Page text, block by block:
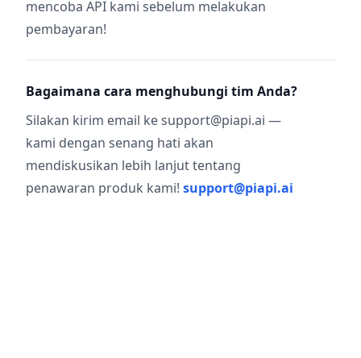
mencoba API kami sebelum melakukan
pembayaran!
Bagaimana cara menghubungi tim Anda?
Silakan kirim email ke support@piapi.ai —
kami dengan senang hati akan
mendiskusikan lebih lanjut tentang
penawaran produk kami! support@piapi.ai